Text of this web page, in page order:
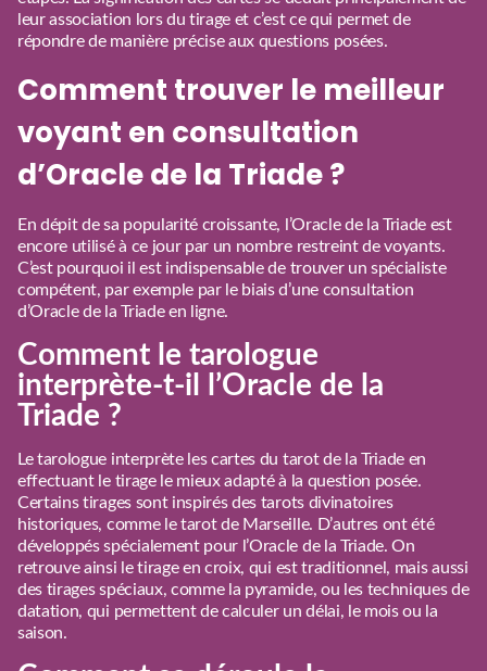
leur association lors du tirage et c’est ce qui permet de
répondre de manière précise aux questions posées.
Comment trouver le meilleur
voyant en consultation
d’Oracle de la Triade ?
En dépit de sa popularité croissante, l’Oracle de la Triade est
encore utilisé à ce jour par un nombre restreint de voyants.
C’est pourquoi il est indispensable de trouver un spécialiste
compétent, par exemple par le biais d’une consultation
d’Oracle de la Triade en ligne.
Comment le tarologue
interprète-t-il l’Oracle de la
Triade ?
Le tarologue interprète les cartes du tarot de la Triade en
effectuant le tirage le mieux adapté à la question posée.
Certains tirages sont inspirés des tarots divinatoires
historiques, comme le tarot de Marseille. D’autres ont été
développés spécialement pour l’Oracle de la Triade. On
retrouve ainsi le tirage en croix, qui est traditionnel, mais aussi
des tirages spéciaux, comme la pyramide, ou les techniques de
datation, qui permettent de calculer un délai, le mois ou la
saison.